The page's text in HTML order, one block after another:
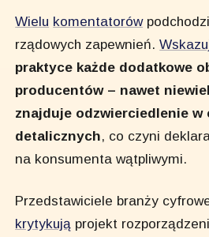
Wielu komentatorów
rządowych zapewnień.
praktyce każde dodatkowe
producentów – nawet
znajduje odzwierciedlenie w
detalicznych, co czyni
na konsumenta wątpliwymi.
Przedstawiciele branży
krytykują projekt